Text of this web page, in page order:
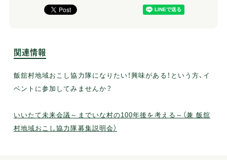
関連情報
飯舘村地域おこし協力隊になりたい！興味がある！という方、イ
ベントに参加してみませんか？
いいたて未来会議～までいな村の100年後を考える～（兼 飯舘
村地域おこし協力隊募集説明会）